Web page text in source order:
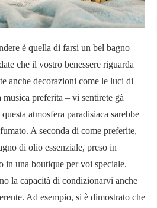
è quella di farsi un bel bagno
che il vostro benessere riguarda
anche decorazioni come le luci di
musica preferita – vi sentirete gà
atmosfera paradisiaca sarebbe
A seconda di come preferite,
di olio essenziale, preso in
in una boutique per voi speciale.
la capacità di condizionarvi anche
Ad esempio, si è dimostrato che